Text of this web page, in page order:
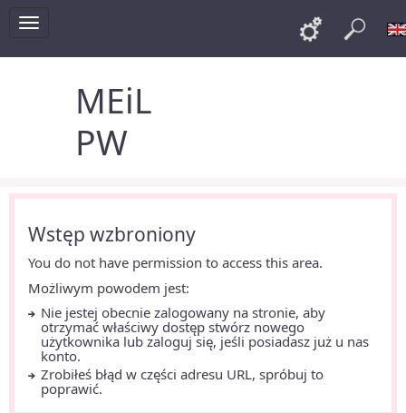
Toggle
navigation
Links
MEiL
PW
Wstęp wzbroniony
You do not have permission to access this area.
Możliwym powodem jest:
Nie jestej obecnie zalogowany na stronie, aby
otrzymać właściwy dostęp stwórz nowego
użytkownika lub zaloguj się, jeśli posiadasz już u nas
konto.
Zrobiłeś błąd w części adresu URL, spróbuj to
poprawić.